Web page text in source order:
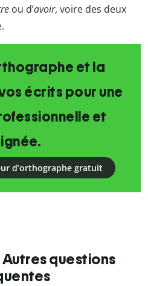
ou d’avoir, voire des deux
et la
écrits pour une
et
d’orthographe gratuit
questions